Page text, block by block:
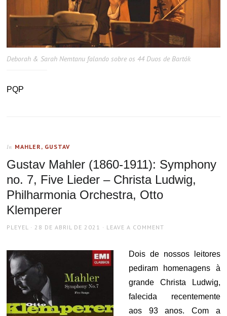
Deborah & Sarah Nemtanu falando sobre os 44 Duos de Bartók
PQP
In MAHLER, GUSTAV
Gustav Mahler (1860-1911): Symphony
no. 7, Five Lieder – Christa Ludwig,
Philharmonia Orchestra, Otto
Klemperer
AUTHOR
PLEYEL
POSTED
28 DE ABRIL DE 2021 LEAVE A COMMENT
Dois de nossos leitores
pediram homenagens à
grande Christa Ludwig,
falecida recentemente
aos 93 anos. Com a